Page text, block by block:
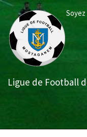
Aller
contenu
principal
Ligue de Football
Soyez